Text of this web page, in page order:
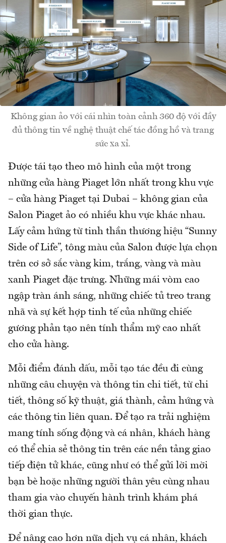
Không gian ảo với cái nhìn toàn cảnh 360 độ với đầy
đủ thông tin về nghệ thuật chế tác đồng hồ và trang
sức xa xỉ.
Được tái tạo theo mô hình của một trong
những cửa hàng Piaget lớn nhất trong khu vực
– cửa hàng Piaget tại Dubai – không gian của
Salon Piaget ảo có nhiều khu vực khác nhau.
Lấy cảm hứng từ tinh thần thương hiệu “Sunny
Side of Life”, tông màu của Salon được lựa chọn
trên cơ sở sắc vàng kim, trắng, vàng và màu
xanh Piaget đặc trưng. Những mái vòm cao
ngập tràn ánh sáng, những chiếc tủ treo trang
nhã và sự kết hợp tinh tế của những chiếc
gương phản tạo nên tính thẩm mỹ cao nhất
cho cửa hàng.
Mỗi điểm đánh dấu, mỗi tạo tác đều đi cùng
những câu chuyện và thông tin chi tiết, từ chi
tiết, thông số kỹ thuật, giá thành, cảm hứng và
các thông tin liên quan. Để tạo ra trải nghiệm
mang tính sống động và cá nhân, khách hàng
có thể chia sẻ thông tin trên các nền tảng giao
tiếp điện tử khác, cũng như có thể gửi lời mời
bạn bè hoặc những người thân yêu cùng nhau
tham gia vào chuyến hành trình khám phá
thời gian thực.
Để nâng cao hơn nữa dịch vụ cá nhân, khách